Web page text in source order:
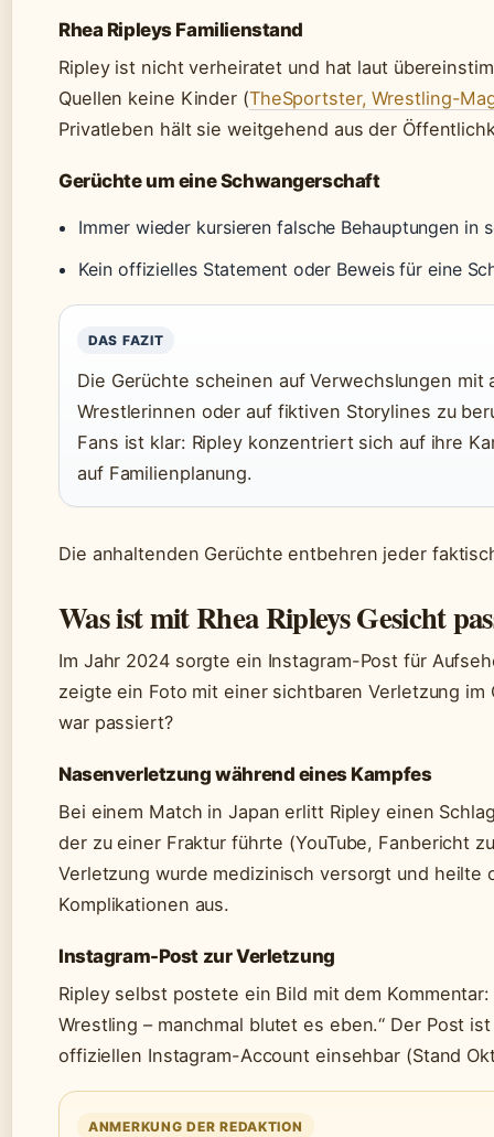
Rhea Ripleys Familienstand
Ripley ist nicht verheiratet und hat laut
Quellen keine Kinder (TheSportster, Wrestling-
Privatleben hält sie weitgehend aus der
Gerüchte um eine Schwangerschaft
Immer wieder kursieren falsche Behauptungen in
Kein offizielles Statement oder Beweis für eine
DAS FAZIT
Die Gerüchte scheinen auf Verwechslungen mit
Wrestlerinnen oder auf fiktiven Storylines zu
Fans ist klar: Ripley konzentriert sich auf ihre
auf Familienplanung.
Die anhaltenden Gerüchte entbehren jeder
Was ist mit Rhea Ripleys Gesicht
Im Jahr 2024 sorgte ein Instagram-Post für
zeigte ein Foto mit einer sichtbaren Verletzung im
war passiert?
Nasenverletzung während eines Kampfes
Bei einem Match in Japan erlitt Ripley einen
der zu einer Fraktur führte (YouTube, Fanbericht
Verletzung wurde medizinisch versorgt und heilte
Komplikationen aus.
Instagram-Post zur Verletzung
Ripley selbst postete ein Bild mit dem Kommentar:
Wrestling – manchmal blutet es eben.“ Der Post
offiziellen Instagram-Account einsehbar (Stand
ANMERKUNG DER REDAKTION